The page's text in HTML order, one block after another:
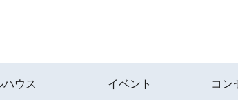
ハウス イベント コン